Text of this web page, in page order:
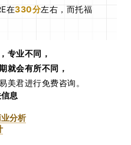
在330分左右，而托福
专业不同，
就会有所不同，
美君进行免费咨询。
息
分析